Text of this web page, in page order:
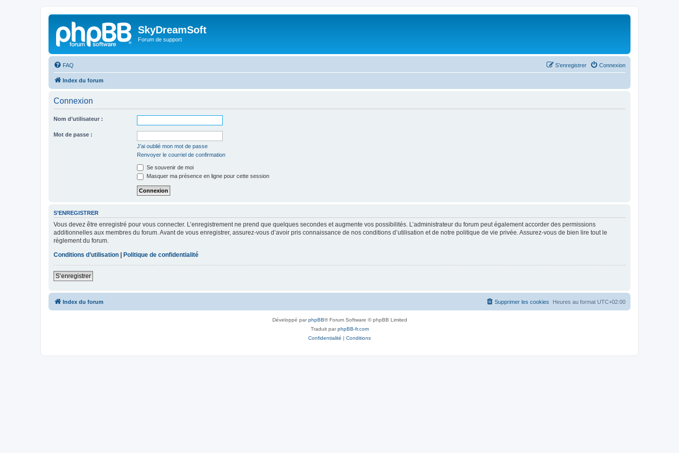
SkyDreamSoft
Forum de support
FAQ Connexion
S’enregistrer
Index du forum
Connexion
Nom d’utilisateur :
Mot de passe :
J’ai oublié mon mot de passe
Renvoyer le courriel de confirmation
Se souvenir de moi
Masquer ma présence en ligne pour cette session
S’ENREGISTRER
Vous devez être enregistré pour vous connecter. L’enregistrement ne prend que quelques secondes et augmente vos possibilités. L’administrateur du forum peut également accorder des permissions
additionnelles aux membres du forum. Avant de vous enregistrer, assurez-vous d’avoir pris connaissance de nos conditions d’utilisation et de notre politique de vie privée. Assurez-vous de bien lire tout le
règlement du forum.
Conditions d’utilisation
Politique de confidentialité
S’enregistrer
Index du forum Heures au format UTC+02:00
Supprimer les cookies
Développé parphpBB® Forum Software © phpBB Limited
Traduit parphpBB-fr.com
Confidentialité | Conditions